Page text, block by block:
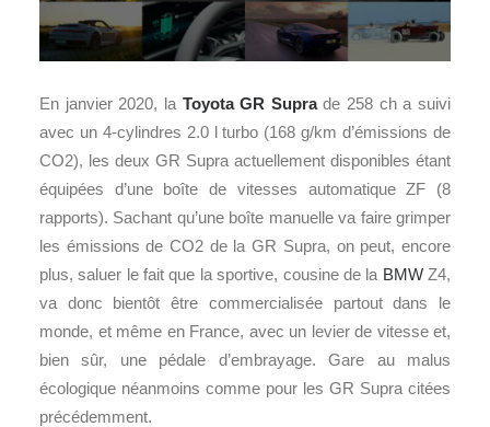
En janvier 2020, la Toyota GR Suprade 258 ch a suivi
avec un 4-cylindres 2.0 l turbo (168 g/km d’émissions de
CO2), les deux GR Supra actuellement disponibles étant
équipées d’une boîte de vitesses automatique ZF (8
rapports). Sachant qu’une boîte manuelle va faire grimper
les émissions de CO2 de la GR Supra, on peut, encore
plus, saluer le fait que la sportive, cousine de la BMWZ4,
va donc bientôt être commercialisée partout dans le
monde, et même en France, avec un levier de vitesse et,
bien sûr, une pédale d’embrayage. Gare au malus
écologique néanmoins comme pour les GR Supra citées
précédemment.